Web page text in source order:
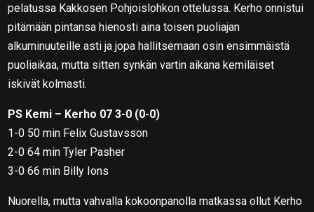
pelatussa Kakkosen Pohjoislohkon ottelussa. Kerho onnistui
pitämään pintansa hienosti aina toisen puoliajan
alkuminuuteille asti ja jopa hallitsemaan osin ensimmäistä
puoliaikaa, mutta sitten synkän vartin aikana kemiläiset
iskivät kolmasti.
PS Kemi – Kerho 07 3-0 (0-0)
1-0 50 min Felix Gustavsson
2-0 64 min Tyler Pasher
3-0 66 min Billy Ions
Nuorella, mutta vahvalla kokoonpanolla matkassa ollut Kerho